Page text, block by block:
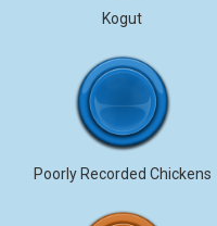
Kogut
Poorly Recorded Chickens